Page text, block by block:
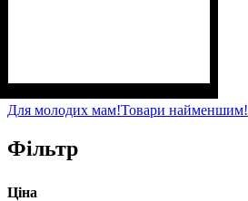
х/б, 6% лайкра)
Для молодих мам!Товари найменшим!
Фільтр
Ціна